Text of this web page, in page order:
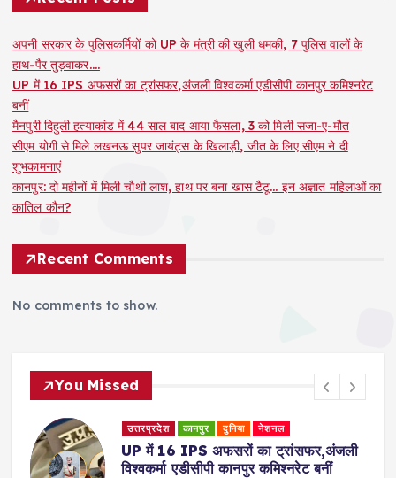
s
p
a
o
अपनी सरकार के पुलिसकर्मियों को UP के मंत्री की खुली धमकी, 7 पुलिस वालों के
हाथ-पैर तुड़वाकर….
UP में 16 IPS अफसरों का ट्रांसफर,अंजली विश्वकर्मा एडीसीपी कानपुर कमिश्नरेट
बनीं
मैनपुरी दिहुली हत्याकांड में 44 साल बाद आया फैसला, 3 को मिली सजा-ए-मौत
सीएम योगी से मिले लखनऊ सुपर जायंट्स के खिलाड़ी, जीत के लिए सीएम ने दी
शुभकामनाएं
कानपुर: दो महीनों में मिली चौथी लाश, हाथ पर बना खास टैटू… इन अज्ञात महिलाओं का
कातिल कौन?
Recent Comments
No comments to show.
You Missed
उत्तरप्रदेश कानपुर दुनिया नेशनल
व्यापार जगत
शिक्षा
मैनपुरी दिहुली हत्याकांड में 44 साल बाद आया